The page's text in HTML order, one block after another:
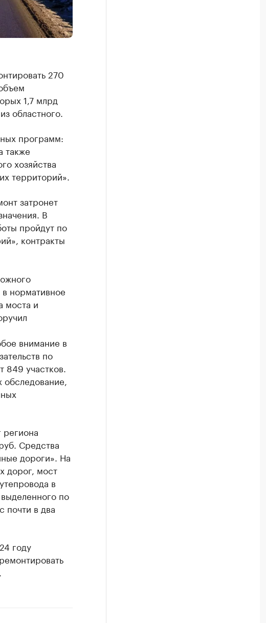
270
1,7 млрд
областного.
программ:
также
хозяйства
территорий».
затронет
В
пройдут по
контракты
в нормативное
моста и
внимание в
по
участков.
Средства
дороги». На
дорог, мост
в
по
почти в два
году